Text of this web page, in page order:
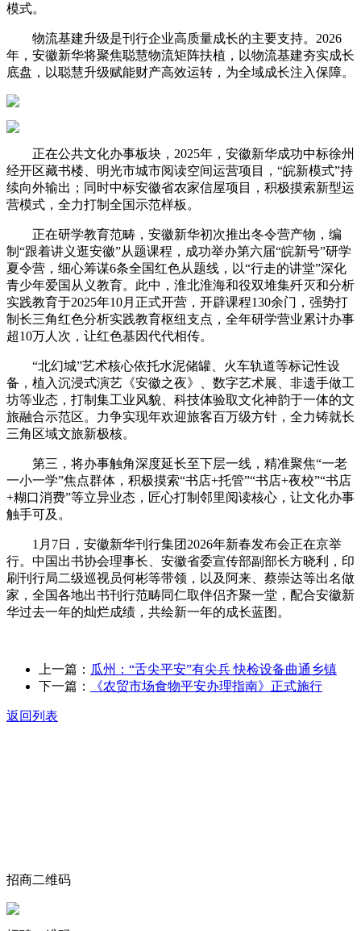
模式。
物流基建升级是刊行企业高质量成长的主要支持。2026
年，安徽新华将聚焦聪慧物流矩阵扶植，以物流基建夯实成长
底盘，以聪慧升级赋能财产高效运转，为全域成长注入保障。
正在公共文化办事板块，2025年，安徽新华成功中标徐州
经开区藏书楼、明光市城市阅读空间运营项目，“皖新模式”持
续向外输出；同时中标安徽省农家信屋项目，积极摸索新型运
营模式，全力打制全国示范样板。
正在研学教育范畴，安徽新华初次推出冬令营产物，编
制“跟着讲义逛安徽”从题课程，成功举办第六届“皖新号”研学
夏令营，细心筹谋6条全国红色从题线，以“行走的讲堂”深化
青少年爱国从义教育。此中，淮北淮海和役双堆集歼灭和分析
实践教育于2025年10月正式开营，开辟课程130余门，强势打
制长三角红色分析实践教育枢纽支点，全年研学营业累计办事
超10万人次，让红色基因代代相传。
“北幻城”艺术核心依托水泥储罐、火车轨道等标记性设
备，植入沉浸式演艺《安徽之夜》、数字艺术展、非遗手做工
坊等业态，打制集工业风貌、科技体验取文化神韵于一体的文
旅融合示范区。力争实现年欢迎旅客百万级方针，全力铸就长
三角区域文旅新极核。
第三，将办事触角深度延长至下层一线，精准聚焦“一老
一小一学”焦点群体，积极摸索“书店+托管”“书店+夜校”“书店
+糊口消费”等立异业态，匠心打制邻里阅读核心，让文化办事
触手可及。
1月7日，安徽新华刊行集团2026年新春发布会正在京举
行。中国出书协会理事长、安徽省委宣传部副部长方晓利，印
刷刊行局二级巡视员何彬等带领，以及阿来、蔡崇达等出名做
家，全国各地出书刊行范畴同仁取伴侣齐聚一堂，配合安徽新
华过去一年的灿烂成绩，共绘新一年的成长蓝图。
上一篇： 瓜州：“舌尖平安”有尖兵 快检设备曲通乡镇
下一篇：
《农贸市场食物平安办理指南》正式施行
返回列表
招商二维码